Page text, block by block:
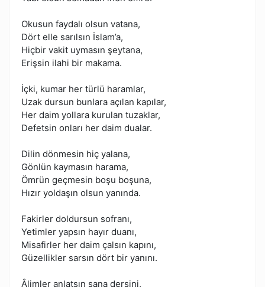
Okusun faydalı olsun vatana,
Dört elle sarılsın İslam’a,
Hiçbir vakit uymasın şeytana,
Erişsin ilahi bir makama.
İçki, kumar her türlü haramlar,
Uzak dursun bunlara açılan kapılar,
Her daim yollara kurulan tuzaklar,
Defetsin onları her daim dualar.
Dilin dönmesin hiç yalana,
Gönlün kaymasın harama,
Ömrün geçmesin boşu boşuna,
Hızır yoldaşın olsun yanında.
Fakirler doldursun sofranı,
Yetimler yapsın hayır duanı,
Misafirler her daim çalsın kapını,
Güzellikler sarsın dört bir yanını.
Âlimler anlatsın sana dersini,